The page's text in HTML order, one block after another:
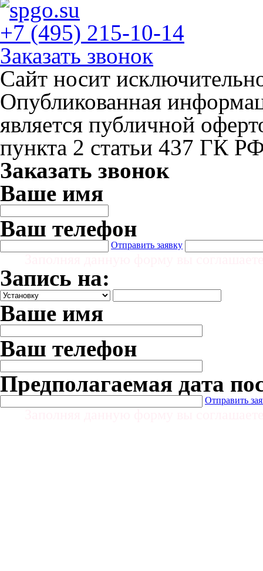
+7 (495) 215-10-14
Заказать звонок
Сайт носит
Опубликованная
является публичной
пункта 2 статьи 437 ГК
Заказать звонок
Ваше имя
Ваш телефон
Отправить заявку
Запись на:
Ваше имя
Ваш телефон
Предполагаемая дата
Отправить